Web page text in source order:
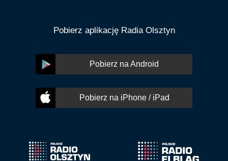
Pobierz aplikację Radia Olsztyn
Pobierz na Android
Pobierz na iPhone / iPad